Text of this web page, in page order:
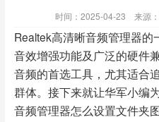
时间：2025-04-23 来源
Realtek高清晰音频管理器
音效增强功能及广泛的硬件
音频的首选工具，尤其适合
群体。接下来就让华军小编
音频管理器怎么设置文件夹